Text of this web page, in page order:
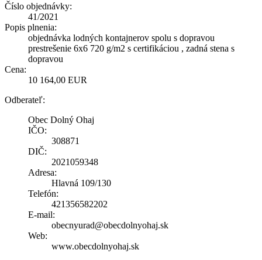
Číslo objednávky:
41/2021
Popis plnenia:
objednávka lodných kontajnerov spolu s dopravou
prestrešenie 6x6 720 g/m2 s certifikáciou , zadná stena s
dopravou
Cena:
10 164,00 EUR
Odberateľ:
Obec Dolný Ohaj
IČO:
308871
DIČ:
2021059348
Adresa:
Hlavná 109/130
Telefón:
421356582202
E-mail:
obecnyurad@obecdolnyohaj.sk
Web:
www.obecdolnyohaj.sk